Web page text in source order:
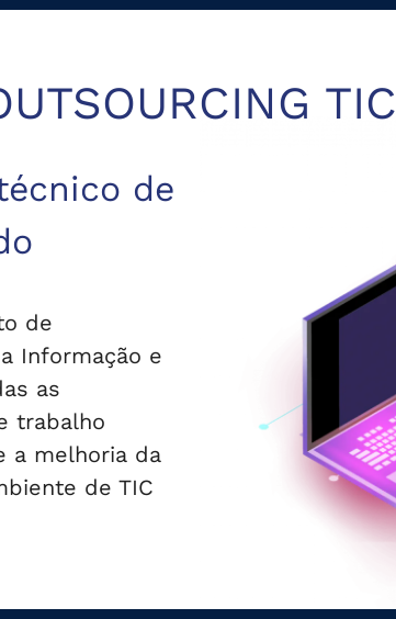
TIC
de
de
Informação e
as
trabalho
a melhoria da
de TIC